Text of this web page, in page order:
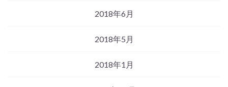
2018年6月
2018年5月
2018年1月